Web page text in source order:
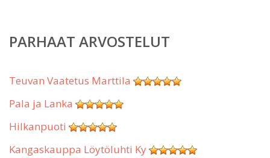
PARHAAT ARVOSTELUT
Teuvan Vaatetus Marttila
Pala ja Lanka
Hilkanpuoti
Kangaskauppa Löytöluhti Ky